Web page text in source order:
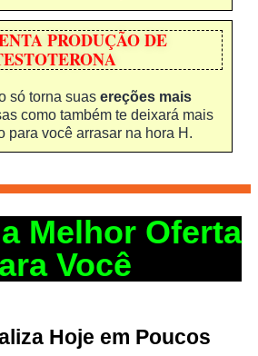
PRODUÇÃO DE
só torna suas ereções mais
como também te deixará mais
para você arrasar na hora H.
Melhor Oferta
Você
Hoje em Poucos